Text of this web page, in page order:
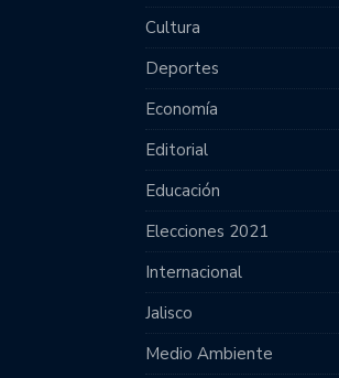
Cultura
Deportes
Economía
Editorial
Educación
Elecciones 2021
Internacional
Jalisco
Medio Ambiente